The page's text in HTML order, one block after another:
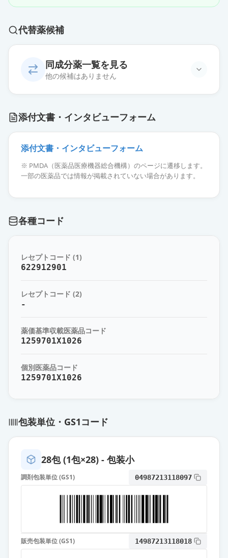
代替薬候補
同成分薬一覧を見る
他の候補はありません
添付文書・インタビューフォーム
添付文書・インタビューフォーム
※ PMDA（医薬品医療機器総合機構）のページに遷移します。
一部の医薬品では情報が掲載されていない場合があります。
各種コード
レセプトコード (1)
622912901
レセプトコード (2)
-
薬価基準収載医薬品コード
1259701X1026
個別医薬品コード
1259701X1026
包装単位・GS1コード
28包 (1包×28) - 包装小
調剤包装単位 (GS1) 04987213118097
販売包装単位 (GS1) 14987213118018